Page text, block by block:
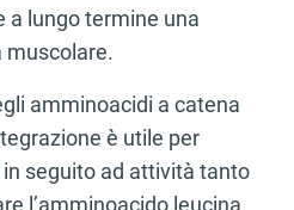
a lungo termine una
muscolare.
amminoacidi a catena
è utile per
seguito ad attività tanto
l’amminoacido leucina